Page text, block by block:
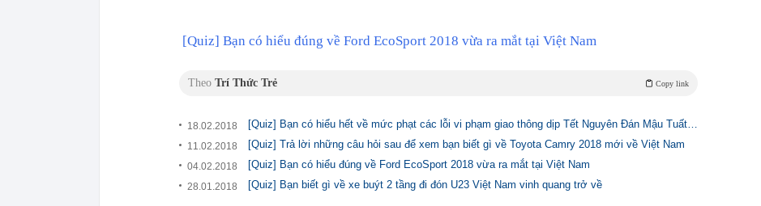
[Quiz] Bạn có hiểu đúng về Ford EcoSport 2018 vừa ra mắt tại Việt Nam
Theo Trí Thức Trẻ Copy link
18.02.2018 [Quiz] Bạn có hiểu hết về mức phạt các lỗi vi phạm giao thông dịp Tết Nguyên Đán Mậu Tuất…
11.02.2018 [Quiz] Trả lời những câu hỏi sau để xem bạn biết gì về Toyota Camry 2018 mới về Việt Nam
04.02.2018 [Quiz] Bạn có hiểu đúng về Ford EcoSport 2018 vừa ra mắt tại Việt Nam
28.01.2018 [Quiz] Bạn biết gì về xe buýt 2 tầng đi đón U23 Việt Nam vinh quang trở về